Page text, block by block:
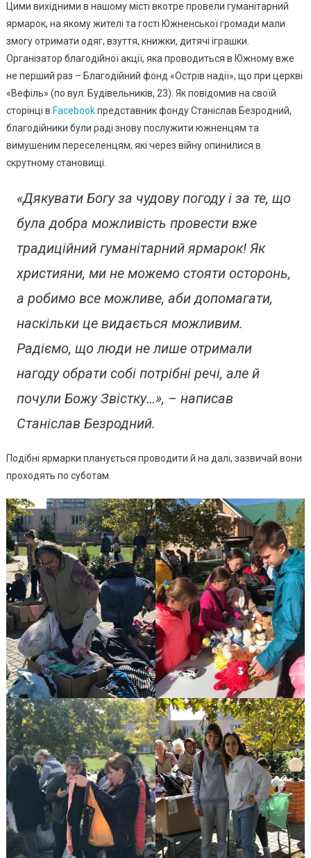
Южному
БФ
«Острів
Надії»
Вкотре
Організував
Гуманітарний
Ярмарок
Цими вихідними в нашому місті вкотре провели гуманітарний
ярмарок, на якому жителі та гості Южненської громади мали
змогу отримати одяг, взуття, книжки, дитячі іграшки.
Організатор благодійної акції, яка проводиться в Южному вже
не перший раз – Благодійний фонд «Острів надії», що при церкві
«Вефіль» (по вул. Будівельників, 23). Як повідомив на своїй
сторінці в Facebookпредставник фонду Станіслав Безродний,
благодійники були раді знову послужити южненцям та
вимушеним переселенцям, які через війну опинилися в
скрутному становищі.
«Дякувати Богу за чудову погоду і за те, що
була добра можливість провести вже
традиційний гуманітарний ярмарок! Як
християни, ми не можемо стояти осторонь,
а робимо все можливе, аби допомагати,
наскільки це видається можливим.
Радіємо, що люди не лише отримали
нагоду обрати собі потрібні речі, але й
почули Божу Звістку…», – написав
Станіслав Безродний.
Подібні ярмарки планується проводити й на далі, зазвичай вони
проходять по суботам.